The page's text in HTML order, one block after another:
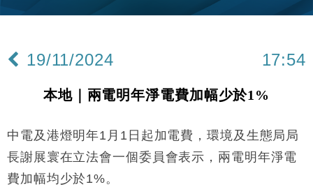
16:55
科技｜iPhone 18 Pro成本或升4成 蘋果或犧牲毛利穩
本地｜香港迪拜下月10日合辦氣候金融會議
14:49
財經｜大摩削老鋪黃金目標價至505元 惟維持「增
持」評級
13:49
本地｜華嫂冰室太子店涉提供失實資料 遭禁申請輸入
勞工一年
19/11/2024 17:54
本地｜兩電明年淨電費加幅少於1%
中電及港燈明年1月1日起加電費，環境及生態局局
長謝展寰在立法會一個委員會表示，兩電明年淨電
費加幅均少於1%。